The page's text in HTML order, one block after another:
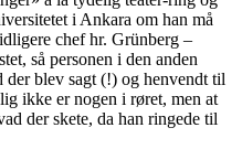
i Ankara om han må
chef hr. Grünberg –
så personen i den anden
blev sagt (!) og henvendt til
ikke er nogen i røret, men at
der skete, da han ringede til